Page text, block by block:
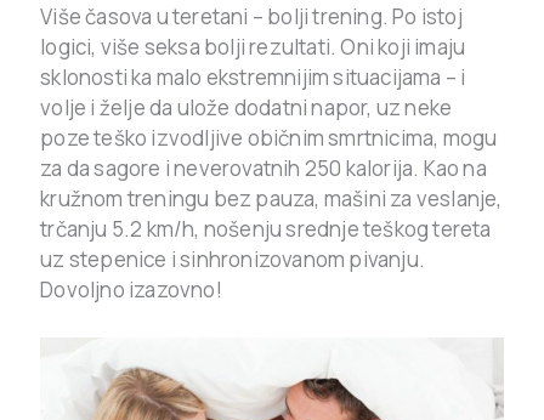
Više časova u teretani – bolji trening. Po istoj
logici, više seksa bolji rezultati. Oni koji imaju
sklonosti ka malo ekstremnijim situacijama – i
volje i želje da ulože dodatni napor, uz neke
poze teško izvodljive običnim smrtnicima, mogu
za da sagore i neverovatnih 250 kalorija. Kao na
kružnom treningu bez pauza, mašini za veslanje,
trčanju 5.2 km/h, nošenju srednje teškog tereta
uz stepenice i sinhronizovanom pivanju.
Dovoljno izazovno!